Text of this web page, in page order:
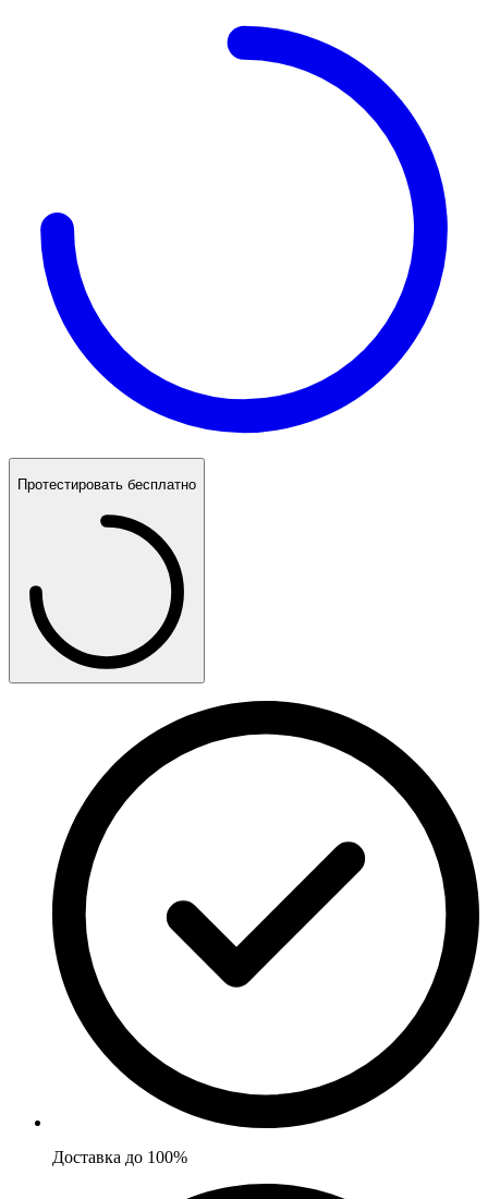
Протестировать бесплатно
Доставка до 100%